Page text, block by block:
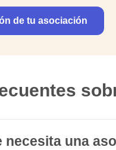
de tu asociación
necesita una